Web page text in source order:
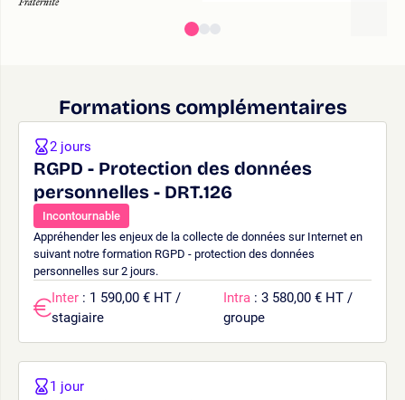
Formations complémentaires
RGPD - Protection des données
personnelles - DRT.126
Incontournable
Appréhender les enjeux de la collecte de données sur Internet en
suivant notre formation RGPD - protection des données
personnelles sur 2 jours.
2 jours
Inter : 1 590,00 € HT /
stagiaire
Intra : 3 580,00 € HT /
groupe
1 jour